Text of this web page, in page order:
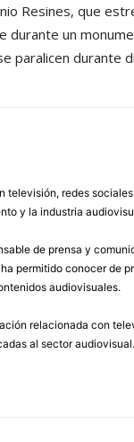
Resines, que
durante un
paralicen durante
televisión, redes
y la industria
de prensa y
permitido conocer de
audiovisuales.
relacionada con
al sector audiovisual.